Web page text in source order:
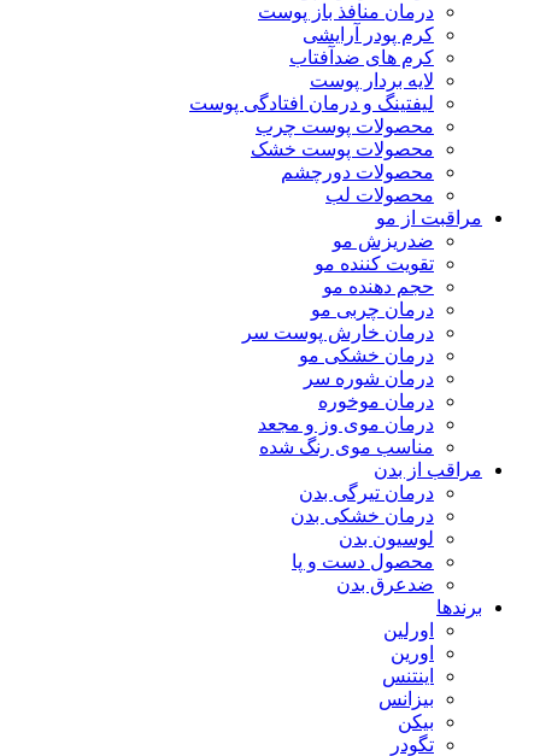
درمان منافذ باز پوست
کرم پودر آرایشی
کرم های ضدآفتاب
لایه بردار پوست
لیفتینگ و درمان افتادگی پوست
محصولات پوست چرب
محصولات پوست خشک
محصولات دورچشم
محصولات لب
مراقبت از مو
ضدریزش مو
تقویت کننده مو
حجم دهنده مو
درمان چربی مو
درمان خارش پوست سر
درمان خشکی مو
درمان شوره سر
درمان موخوره
درمان موی وز و مجعد
مناسب موی رنگ شده
مراقب از بدن
درمان تیرگی بدن
درمان خشکی بدن
لوسیون بدن
محصول دست و پا
ضدعرق بدن
برندها
اورلین
اورین
اینتنس
بیزانس
بیکن
تگودر